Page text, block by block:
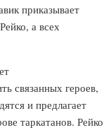
приказывает
а всех
связанных героев,
и предлагает
таркатанов. Рейко